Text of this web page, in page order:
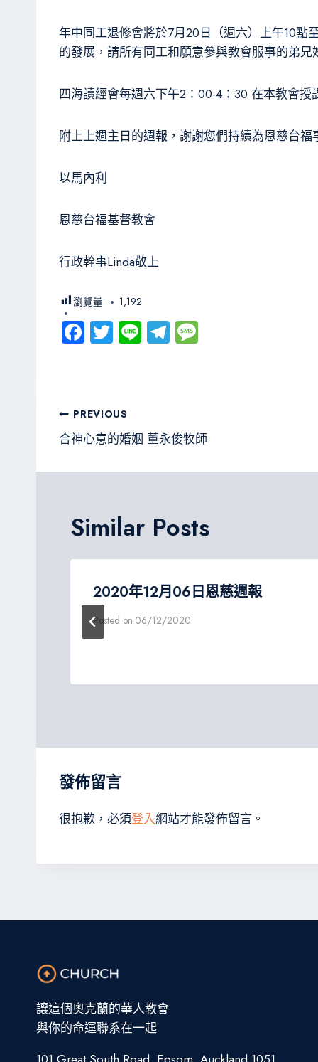
年中同工退修會將於7月20日（週六）上午10
的發展，請所有同工和願意參與教會服事的弟兄
四海讀經會每週六下午2：00-4：30 在本教會
附上上週主日的週報，謝謝您們持續為恩
以馬內利
恩慈台福基督教會
行政幹事Linda敬上
瀏覽量: 1,192
Fa
ce
ok
T
wi
Li
ne
Te
le
文
章
導
PREVIOUS
合神心意的婚姻 董永俊牧師
Similar Posts
2020年12月06日恩慈週報
Posted on 06/12/2020
發佈留言
很抱歉，必須登入網站才能發佈留言。
讓這個奧克蘭的華人教會
與你的命運聯系在一起